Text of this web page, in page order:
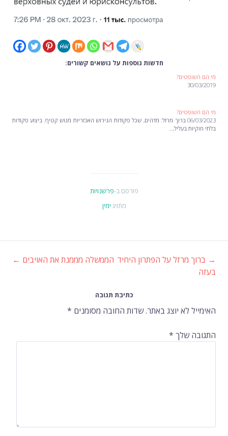
חדשות נוספות על נושאים קשורים:
מי הם השופטים?
30/03/2019
מי הם השופטים?
06/03/2023 ברוך מרזל: מדהים, שכל פקודות הגירוש האכזריות מגוש קטיף, ביצוע פקודות
בלתי חוקיות בעליל,…
פורסם ב-פרשנויות
מתויג ימין
ניווט
ברשומות
→ ברוך מרזל על הפתרון היחיד
בעזה
הממשלה מממנת את האויבים ←
כתיבת תגובה
האימייל לא יוצג באתר.שדות החובה מסומנים *
התגובה שלך *